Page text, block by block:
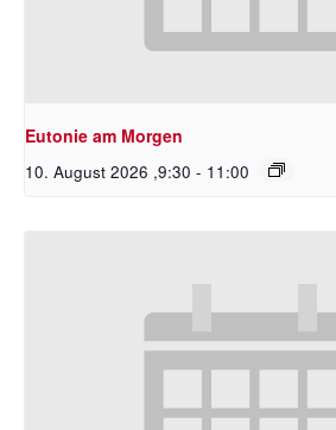
Eutonie am Morgen
10. August 2026 ,9:30 - 11:00